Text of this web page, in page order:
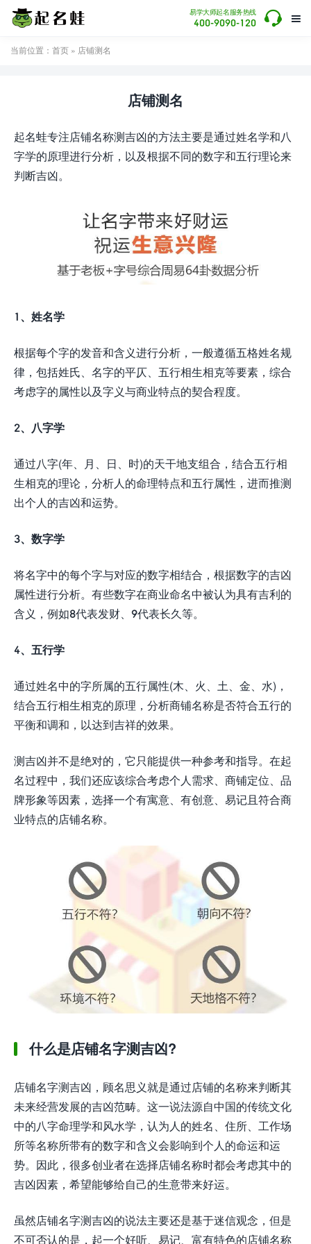

易学大师起名服务热线
400-9090-120 
当前位置： 首页 » 店铺测名
店铺测名
起名蛙专注店铺名称测吉凶的方法主要是通过姓名学和八
字学的原理进行分析，以及根据不同的数字和五行理论来
判断吉凶。
1、姓名学
根据每个字的发音和含义进行分析，一般遵循五格姓名规
律，包括姓氏、名字的平仄、五行相生相克等要素，综合
考虑字的属性以及字义与商业特点的契合程度。
2、八字学
通过八字(年、月、日、时)的天干地支组合，结合五行相
生相克的理论，分析人的命理特点和五行属性，进而推测
出个人的吉凶和运势。
3、数字学
将名字中的每个字与对应的数字相结合，根据数字的吉凶
属性进行分析。有些数字在商业命名中被认为具有吉利的
含义，例如8代表发财、9代表长久等。
4、五行学
通过姓名中的字所属的五行属性(木、火、土、金、水)，
结合五行相生相克的原理，分析商铺名称是否符合五行的
平衡和调和，以达到吉祥的效果。
测吉凶并不是绝对的，它只能提供一种参考和指导。在起
名过程中，我们还应该综合考虑个人需求、商铺定位、品
牌形象等因素，选择一个有寓意、有创意、易记且符合商
业特点的店铺名称。
什么是店铺名字测吉凶?
店铺名字测吉凶，顾名思义就是通过店铺的名称来判断其
未来经营发展的吉凶范畴。这一说法源自中国的传统文化
中的八字命理学和风水学，认为人的姓名、住所、工作场
所等名称所带有的数字和含义会影响到个人的命运和运
势。因此，很多创业者在选择店铺名称时都会考虑其中的
吉凶因素，希望能够给自己的生意带来好运。
虽然店铺名字测吉凶的说法主要还是基于迷信观念，但是
不可否认的是，起一个好听、易记、富有特色的店铺名称